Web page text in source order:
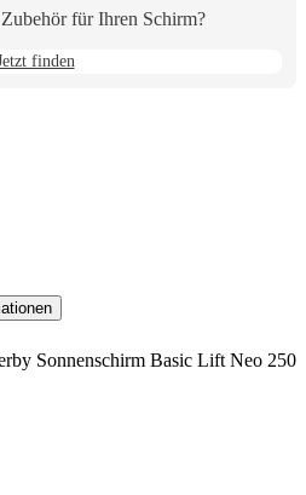
für Ihren Schirm?
finden
Sonnenschirm Basic Lift Neo 250